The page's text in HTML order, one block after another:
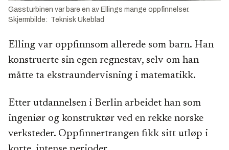
Gassturbinen var bare en av Ellings mange oppfinnelser.
Skjermbilde: Teknisk Ukeblad
Elling var oppfinnsom allerede som barn. Han
konstruerte sin egen regnestav, selv om han
måtte ta ekstraundervisning i matematikk.
Etter utdannelsen i Berlin arbeidet han som
ingeniør og konstruktør ved en rekke norske
verksteder. Oppfinnertrangen fikk sitt utløp i